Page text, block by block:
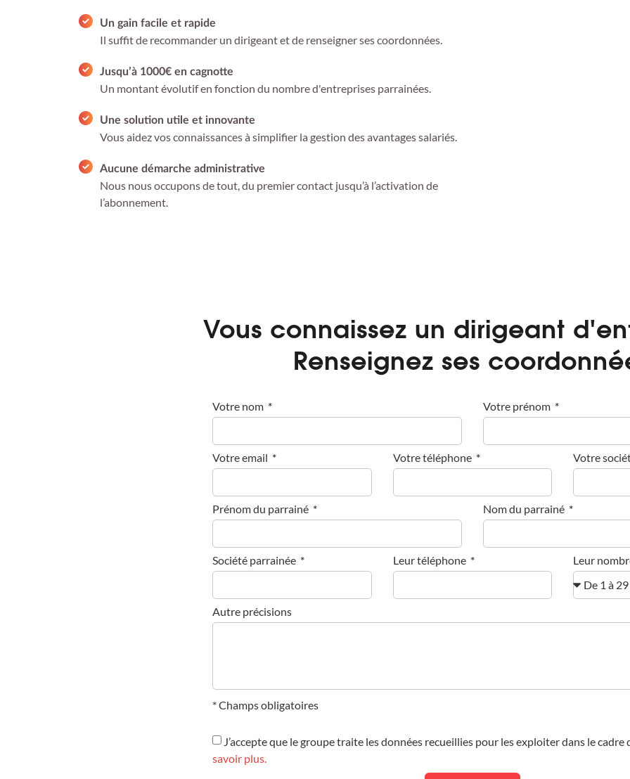
Un gain facile et rapide
Il suffit de recommander un dirigeant et de renseigner ses coordonnées.
Jusqu’à 1000€ en cagnotte
Un montant évolutif en fonction du nombre d'entreprises parrainées.
Une solution utile et innovante
Vous aidez vos connaissances à simplifier la gestion des avantages salariés.
Aucune démarche administrative
Nous nous occupons de tout, du premier contact jusqu’à l’activation de
l’abonnement.
Vous connaissez un dirigeant
Renseignez ses
Votre nom Votre prénom
Votre email Votre téléphone Votre
Prénom du parrainé Nom du parrainé
Société parrainée Leur téléphone Leur
Autre précisions
* Champs obligatoires
J’accepte que le groupe traite les données recueillies pour les exploiter dans le cadre
savoir plus.